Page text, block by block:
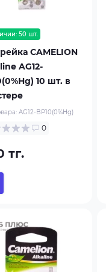
50 шт.
CAMELION
AG12-
10 шт. в
AG12-BP10(0%Hg)
0
тг.